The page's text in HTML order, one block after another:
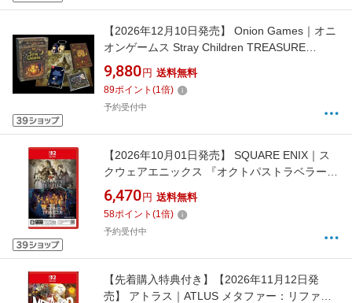
【2026年12月10日発売】 Onion Games｜オニ
オンゲームス Stray Children TREASURE
BOX【Switch】
9,880 円 送料無料
89ポイント (1倍)
予約受付中
【2026年10月01日発売】 SQUARE ENIX｜ス
クウェアエニックス 『オクトパストラベラー』
＋『オクトパストラベラーII』バンドル
【Switch 2】
6,470 円 送料無料
58ポイント (1倍)
予約受付中
【先着購入特典付き】【2026年11月12日発
売】 アトラス｜ATLUS メタファー：リファン